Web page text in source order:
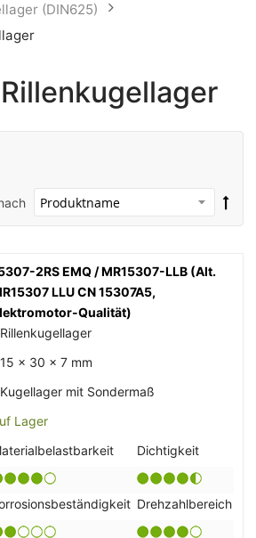
(DIN625)
2RS EMQ / MR15307-LLB (Alt.
LLU CN 15307A5,
Qualität)
x 30 x 7 mm
mit Sondermaß
Lager
Dichtigkeit
Drehzahlbereich